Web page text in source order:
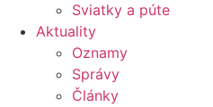
Sviatky a púte
Aktuality
Oznamy
Správy
Články